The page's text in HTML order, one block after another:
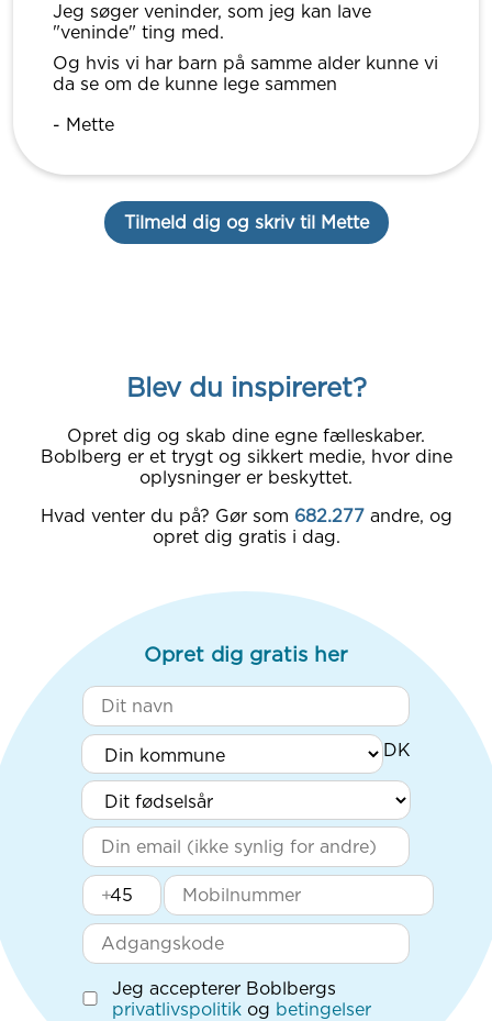
Jeg søger veninder, som jeg kan lave
"veninde" ting med.
Og hvis vi har barn på samme alder kunne vi
da se om de kunne lege sammen
- Mette
Tilmeld dig og skriv til Mette
Blev du inspireret?
Opret dig og skab dine egne fælleskaber.
Boblberg er et trygt og sikkert medie, hvor dine
oplysninger er beskyttet.
Hvad venter du på? Gør som 682.277 andre, og
opret dig gratis i dag.
Opret dig gratis her
+
Jeg accepterer Boblbergs
privatlivspolitik og betingelser